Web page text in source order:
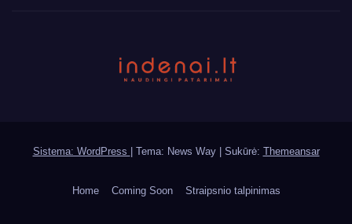
Sistema: WordPress Tema: News Way | Sukūrė: Themeansar
Home Coming Soon Straipsnio talpinimas